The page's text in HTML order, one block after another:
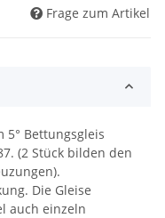
Frage zum Artikel
5° Bettungsgleis
(2 Stück bilden den
Die Gleise
auch einzeln